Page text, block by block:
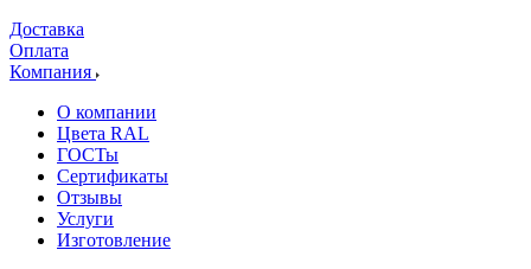
Доставка
Оплата
Компания
О компании
Цвета RAL
ГОСТы
Сертификаты
Отзывы
Услуги
Изготовление